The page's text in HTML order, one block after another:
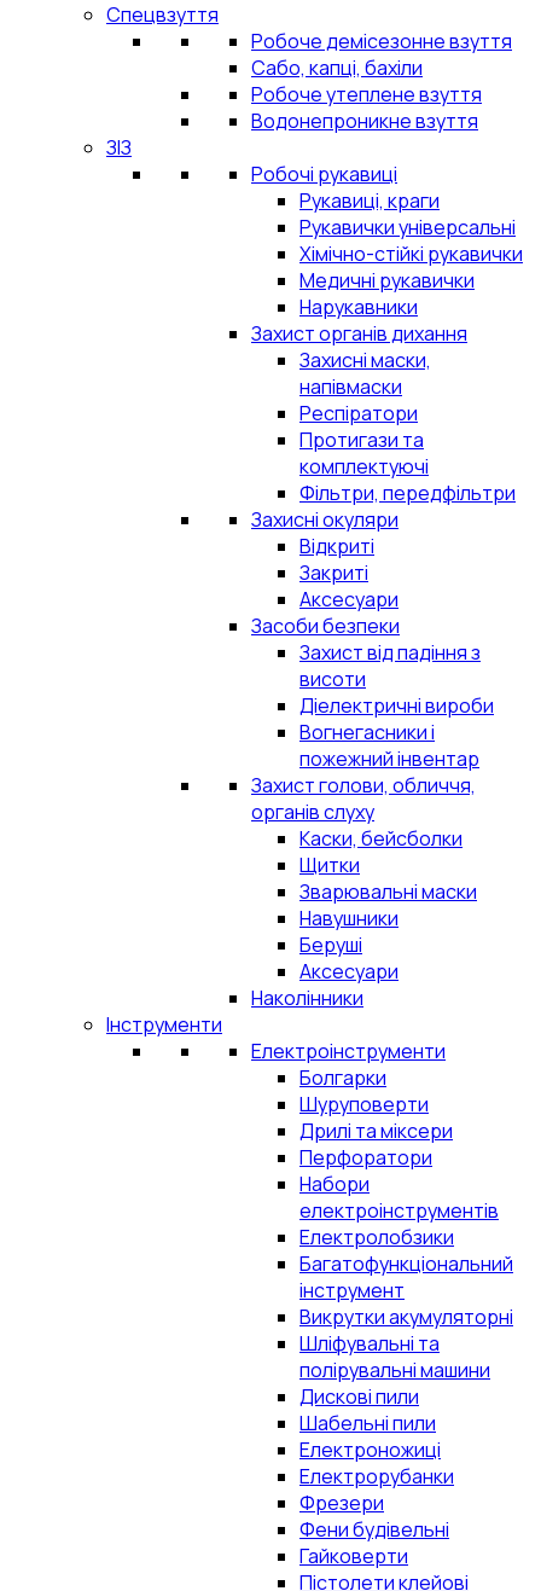
Спецвзуття
Робоче демісезонне взуття
Сабо, капці, бахіли
Робоче утеплене взуття
Водонепроникне взуття
ЗІЗ
Робочі рукавиці
Рукавиці, краги
Рукавички універсальні
Хімічно-стійкі рукавички
Медичні рукавички
Нарукавники
Захист органів дихання
Захисні маски,
напівмаски
Респіратори
Протигази та
комплектуючі
Фільтри, передфільтри
Захисні окуляри
Відкриті
Закриті
Аксесуари
Засоби безпеки
Захист від падіння з
висоти
Діелектричні вироби
Вогнегасники і
пожежний інвентар
Захист голови, обличчя,
органів слуху
Каски, бейсболки
Щитки
Зварювальні маски
Навушники
Беруші
Аксесуари
Наколінники
Інструменти
Електроінструменти
Болгарки
Шуруповерти
Дрилі та міксери
Перфоратори
Набори
електроінструментів
Електролобзики
Багатофункціональний
інструмент
Викрутки акумуляторні
Шліфувальні та
полірувальні машини
Дискові пили
Шабельні пили
Електроножиці
Електрорубанки
Фрезери
Фени будівельні
Гайковерти
Пістолети клейові